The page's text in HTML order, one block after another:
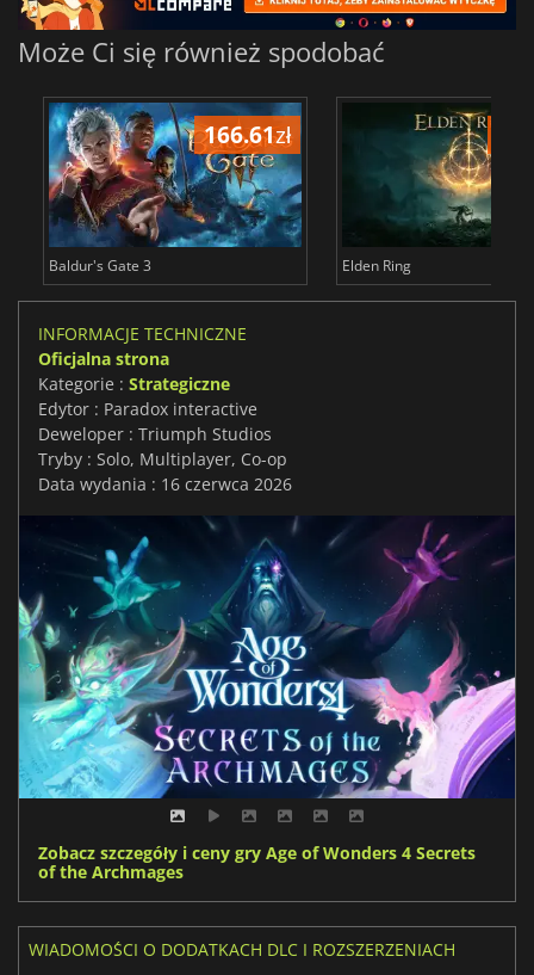
Może Ci się również spodobać
166.61zł
Baldur's Gate 3 Elden Ring
INFORMACJE TECHNICZNE
Oficjalna strona
Kategorie : Strategiczne
Edytor : Paradox interactive
Deweloper : Triumph Studios
Tryby : Solo, Multiplayer, Co-op
Data wydania : 16 czerwca 2026
Zobacz szczegóły i ceny gry Age of Wonders 4 Secrets
of the Archmages
WIADOMOŚCI O DODATKACH DLC I ROZSZERZENIACH